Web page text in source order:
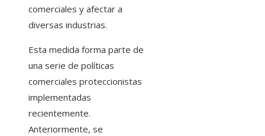
comerciales y afectar a
diversas industrias. ​
Esta medida forma parte de
una serie de políticas
comerciales proteccionistas
implementadas
recientemente.
Anteriormente, se